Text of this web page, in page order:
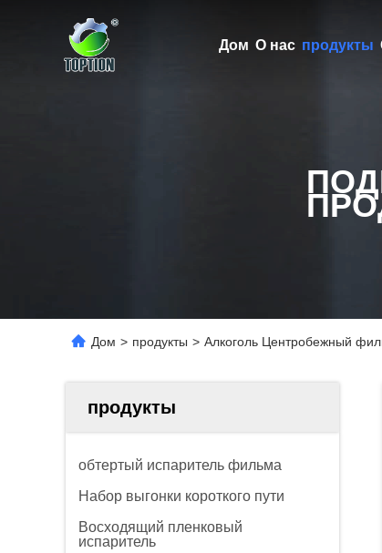
Дом О нас продукты
Дом > продукты > Алкоголь Центробежный
продукты
обтертый испаритель фильма
Набор выгонки короткого пути
Восходящий пленковый
испаритель